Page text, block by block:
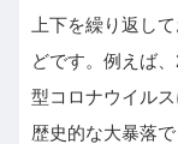
上下を繰り返し
どです。例えば
型コロナウイル
歴史的な大暴落